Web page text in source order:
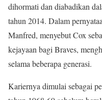
dihormati dan diabadikan
tahun 2014. Dalam
Manfred, menyebut Cox
kejayaan bagi Braves,
selama beberapa generasi.
Kariernya dimulai sebagai